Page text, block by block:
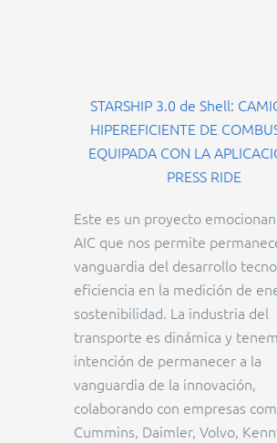
STARSHIP 3.0 de Shell:
HIPEREFICIENTE DE
EQUIPADA CON LA
PRESS RIDE
Este es un proyecto
AIC que nos permite
vanguardia del desarrollo
eficiencia en la medición de
sostenibilidad. La industria del
transporte es dinámica y
intención de permanecer a la
vanguardia de la innovación,
colaborando con empresas
Cummins, Daimler, Volvo,